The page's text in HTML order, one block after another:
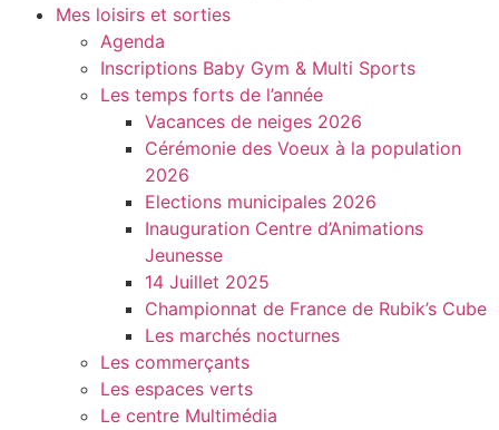
Mes loisirs et sorties
Agenda
Inscriptions Baby Gym & Multi Sports
Les temps forts de l’année
Vacances de neiges 2026
Cérémonie des Voeux à la population
2026
Elections municipales 2026
Inauguration Centre d’Animations
Jeunesse
14 Juillet 2025
Championnat de France de Rubik’s Cube
Les marchés nocturnes
Les commerçants
Les espaces verts
Le centre Multimédia